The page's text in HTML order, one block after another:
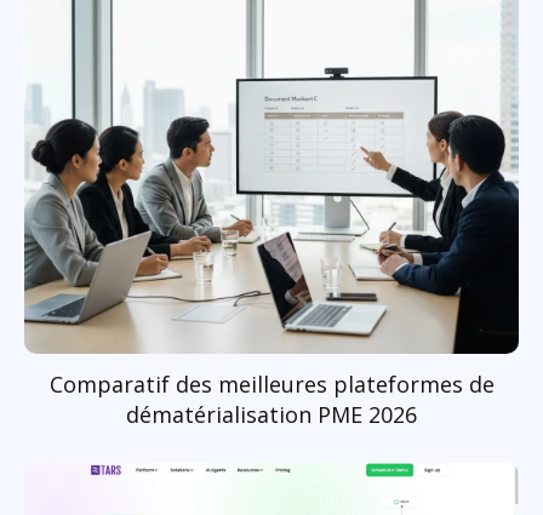
Comparatif des meilleures plateformes de
dématérialisation PME 2026